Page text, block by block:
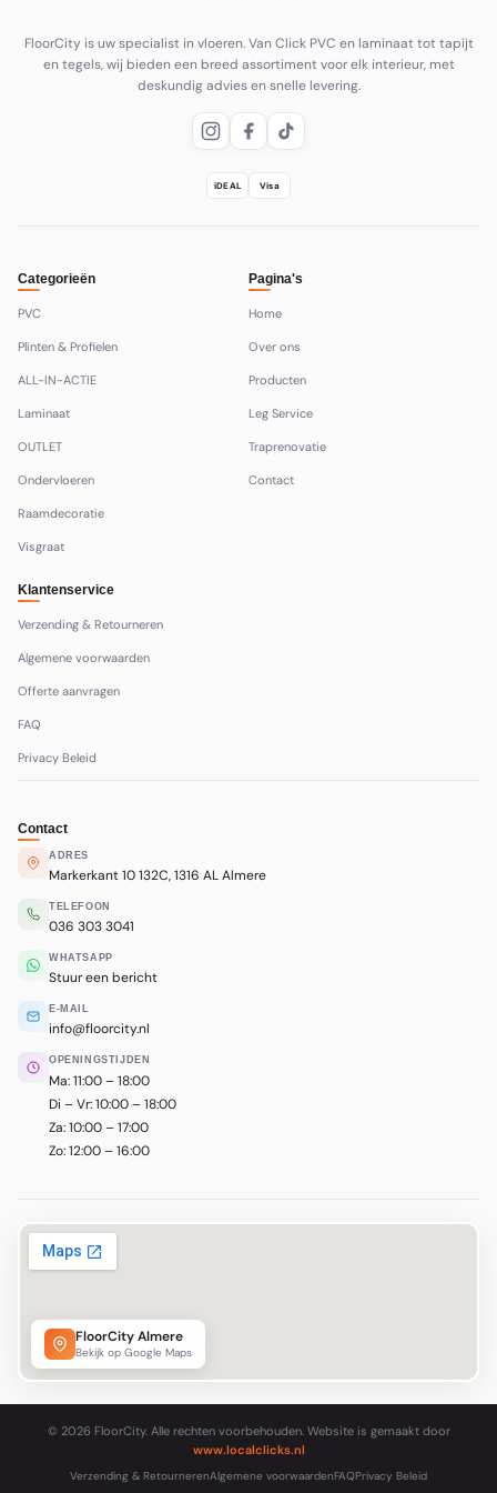
FloorCity is uw specialist in vloeren. Van Click PVC en laminaat tot tapijt
en tegels, wij bieden een breed assortiment voor elk interieur, met
deskundig advies en snelle levering.
iDEAL Visa
Categorieën
PVC
Plinten & Profielen
ALL-IN-ACTIE
Laminaat
OUTLET
Ondervloeren
Raamdecoratie
Visgraat
Pagina's
Home
Over ons
Producten
Leg Service
Traprenovatie
Contact
Klantenservice
Verzending & Retourneren
Algemene voorwaarden
Offerte aanvragen
FAQ
Privacy Beleid
Contact
ADRES
Markerkant 10 132C, 1316 AL Almere
TELEFOON
036 303 3041
WHATSAPP
Stuur een bericht
E-MAIL
info@floorcity.nl
OPENINGSTIJDEN
Ma: 11:00 – 18:00
Di – Vr: 10:00 – 18:00
Za: 10:00 – 17:00
Zo: 12:00 – 16:00
FloorCity Almere
Bekijk op Google Maps
© 2026 FloorCity. Alle rechten voorbehouden. Website is gemaakt door
www.localclicks.nl
Verzending & RetournerenAlgemene voorwaardenFAQPrivacy Beleid